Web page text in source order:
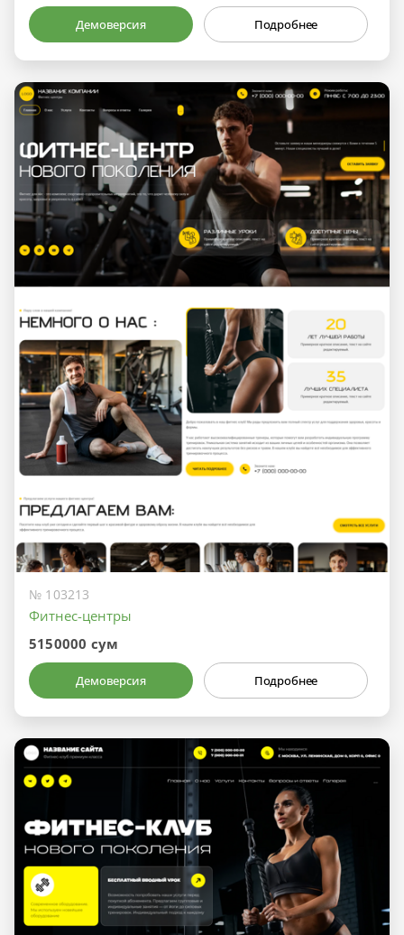
Демоверсия Подробнее
№ 103213
Фитнес-центры
5150000 сум
Демоверсия Подробнее